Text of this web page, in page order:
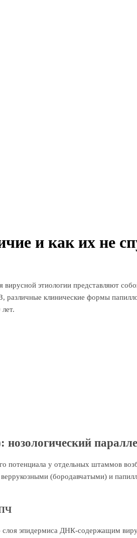
и как их не
вирусной этиологии представляют
клинические формы
потенциала у отдельных штаммов
(бородавчатыми) и
слоя эпидермиса ДНК-содержащим